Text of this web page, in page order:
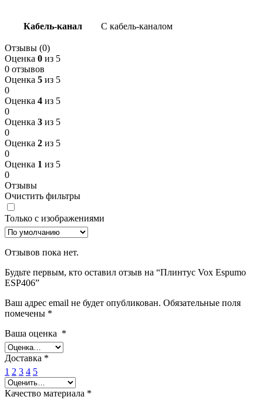
Кабель-канал С кабель-каналом
Отзывы (0)
Оценка 0 из 5
0 отзывов
Оценка 5 из 5
0
Оценка 4 из 5
0
Оценка 3 из 5
0
Оценка 2 из 5
0
Оценка 1 из 5
0
Отзывы
Очистить фильтры
Только с изображениями
Отзывов пока нет.
Будьте первым, кто оставил отзыв на “Плинтус Vox Espumo
ESP406”
Ваш адрес email не будет опубликован. Обязательные поля
помечены *
Ваша оценка *
Доставка *
1 2 3 4 5
Качество материала *